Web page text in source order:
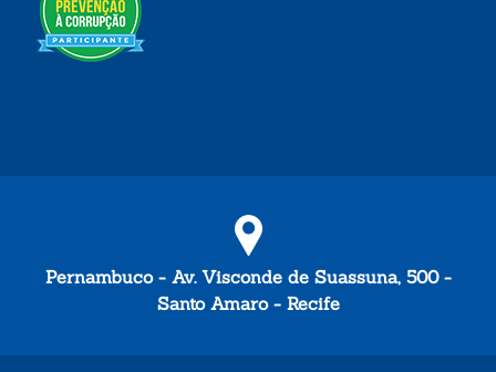
Pernambuco - Av. Visconde de Suassuna, 500 -
Santo Amaro - Recife